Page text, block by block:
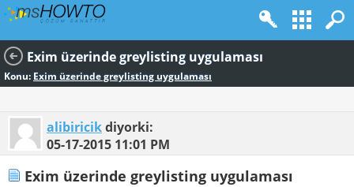
Exim üzerinde greylisting uygulaması
Konu: Exim üzerinde greylisting uygulaması
alibiricikdiyorki:
05-17-2015 11:01 PM
Exim üzerinde greylisting uygulaması